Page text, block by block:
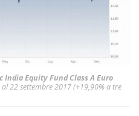
Equity Fund Class A Euro
22 settembre 2017 (+19,90% a tre